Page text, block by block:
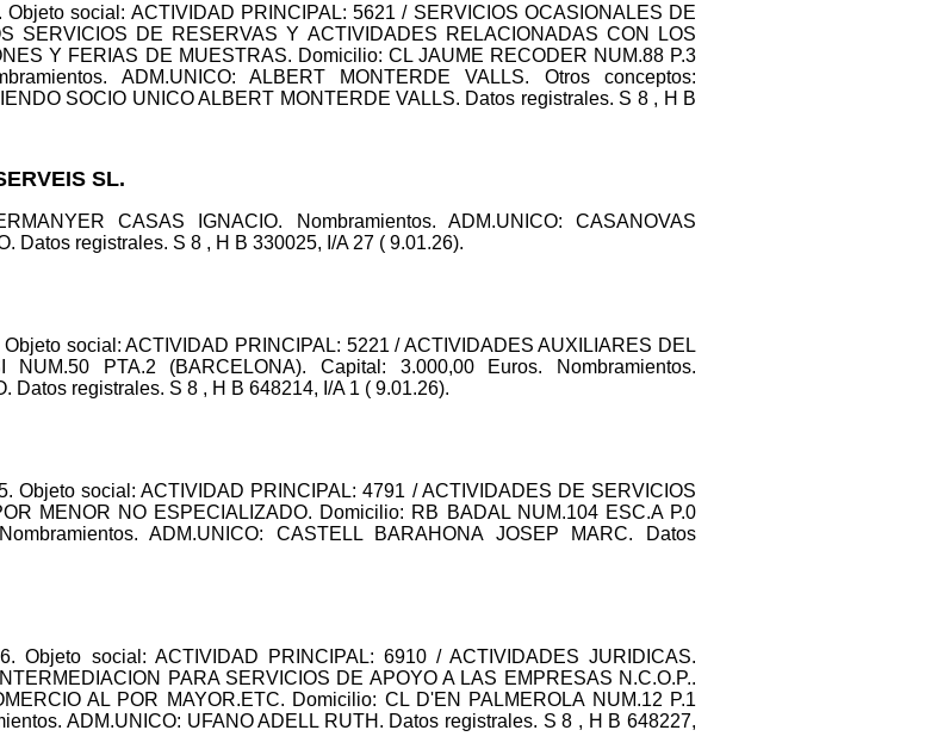
social: ACTIVIDAD PRINCIPAL: 5621 / SERVICIOS OCASIONALES DE
SERVICIOS DE RESERVAS Y ACTIVIDADES RELACIONADAS CON LOS
Y FERIAS DE MUESTRAS. Domicilio: CL JAUME RECODER NUM.88 P.3
ADM.UNICO: ALBERT MONTERDE VALLS. Otros conceptos:
SOCIO UNICO ALBERT MONTERDE VALLS. Datos registrales. S 8 , H B
SL.
CASAS IGNACIO. Nombramientos. ADM.UNICO: CASANOVAS
registrales. S 8 , H B 330025, I/A 27 ( 9.01.26).
social: ACTIVIDAD PRINCIPAL: 5221 / ACTIVIDADES AUXILIARES DEL
PTA.2 (BARCELONA). Capital: 3.000,00 Euros. Nombramientos.
registrales. S 8 , H B 648214, I/A 1 ( 9.01.26).
Objeto social: ACTIVIDAD PRINCIPAL: 4791 / ACTIVIDADES DE SERVICIOS
MENOR NO ESPECIALIZADO. Domicilio: RB BADAL NUM.104 ESC.A P.0
ADM.UNICO: CASTELL BARAHONA JOSEP MARC. Datos
Objeto social: ACTIVIDAD PRINCIPAL: 6910 / ACTIVIDADES JURIDICAS.
PARA SERVICIOS DE APOYO A LAS EMPRESAS N.C.O.P..
AL POR MAYOR.ETC. Domicilio: CL D'EN PALMEROLA NUM.12 P.1
ADM.UNICO: UFANO ADELL RUTH. Datos registrales. S 8 , H B 648227,